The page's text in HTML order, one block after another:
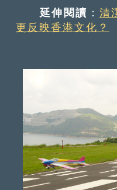
延伸閱讀 ： 清
更反映香港文化？